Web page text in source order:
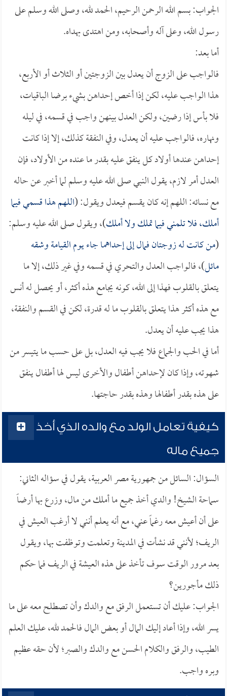
الجواب: بسم الله الرحمن الرحيم، الحمد لله، وصلى الله وسلم على
رسول الله، وعلى آله وأصحابه، ومن اهتدى بهداه.
أما بعد:
فالواجب على الزوج أن يعدل بين الزوجتين أو الثلاث أو الأربع،
هذا الواجب عليه، لكن إذا أخص إحداهن بشيء برضا الباقيات،
فلا بأس إذا رضين، ولكن العدل بينهن واجب في قسمه، في ليله
ونهاره، فالواجب عليه أن يعدل، وفي النفقة كذلك، إلا إذا كانت
إحداهن عندها أولاد كل ينفق عليه بقدر ما عنده من الأولاد، فإن
العدل أمر لازم، يقول النبي صلى الله عليه وسلم لما أخبر عن حاله
مع نسائه: اللهم إنه كان يقسم فيعدل ويقول: (اللهم هذا قسمي فيما
أملك، فلا تلمني فيما تملك ولا أملك)، ويقول صلى الله عليه وسلم:
(من كانت له زوجتان فمال إلى إحداهما جاء يوم القيامة وشقه
مائل)، فالواجب العدل والتحري في قسمه وفي غير ذلك، إلا ما
يتعلق بالقلوب فهذا إلى الله، كونه يجامع هذه أكثر، أو يحصل له أنس
مع هذه أكثر هذا يتعلق بالقلوب ما له قدرة، لكن في القسم والنفقة،
هذا يجب عليه أن يعدل.
أما في الحب والجماع فلا يجب فيه العدل، بل على حسب ما يتيسر من
شهوته، وإذا كان لإحداهن أطفال والأخرى ليس لها أطفال ينفق
على هذه بقدر أطفالها وهذه بقدر حاجتها.
كيفية تعامل الولد مع والده الذي أخذ
جميع ماله
السؤال: السائل من جمهورية مصر العربية، يقول في سؤاله الثاني:
سماحة الشيخ! والدي أخذ جميع ما أملك من مال، وزرع بها أرضاً
على أن أعيش معه رغماً عني، مع أنه يعلم أنني لا أرغب العيش في
الريف؛ لأنني قد نشأت في المدينة وتعلمت وتوظفت بها، ويقول
بعد مرور الوقت سوف تأخذ على هذه العيشة في الريف فما حكم
ذلك مأجورين؟
الجواب: عليك أن تستعمل الرفق مع والدك وأن تصطلح معه على ما
يسر الله، وإذا أعاد إليك المال أو بعض المال فالحمد لله، عليك العلم
الطيب، والرفق والكلام الحسن مع والدك والصبر؛ لأن حقه عظيم
وبره واجب.